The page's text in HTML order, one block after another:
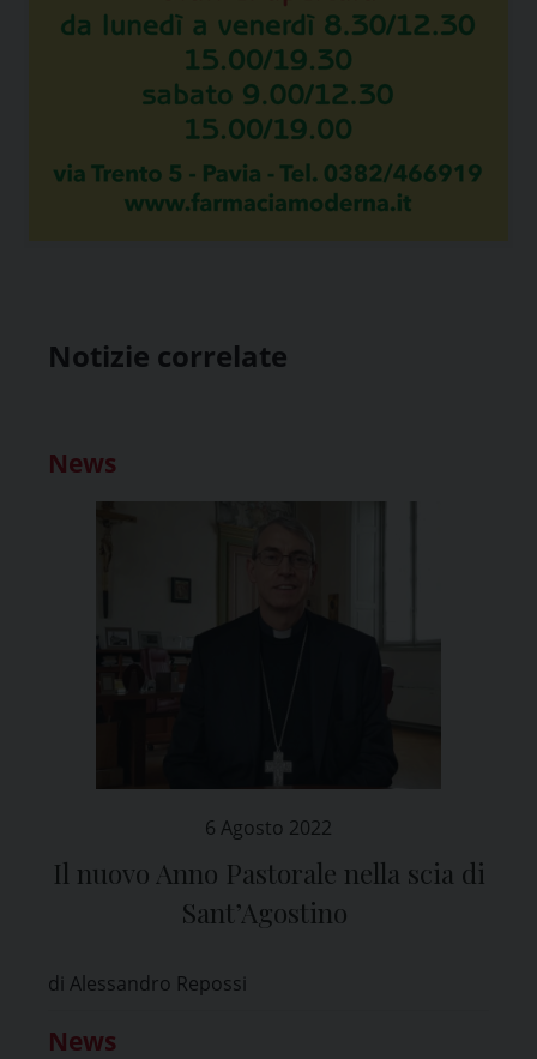
Notizie correlate
News
6 Agosto 2022
Il nuovo Anno Pastorale nella scia di
Sant’Agostino
di Alessandro Repossi
News